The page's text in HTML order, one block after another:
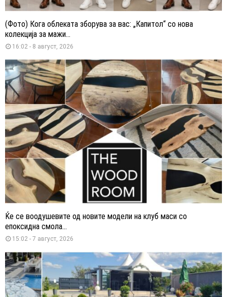
(Фото) Кога облеката зборува за вас: „Капитол“ со нова
колекција за мажи...
16:02 - 8 август, 2026
Ќе се воодушевите од новите модели на клуб маси со
епоксидна смола...
15:02 - 7 август, 2026